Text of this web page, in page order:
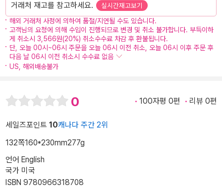
거래처 재고를 참고하세요.
실시간재고보기
해외 거래처 사정에 의하여 품절/지연될 수도 있습니다.
고객님의 요청에 의해 수입이 진행되므로 변경 및 취소 불가합니다. 부득이하
게 취소시 3,566원(20%) 취소수수료 차감 후 환불됩니다.
단, 오늘 00시~06시 주문을 오늘 06시 이전 취소, 오늘 06시 이후 주문 후
다음 날 06시 이전 취소시 수수료 없음
US, 해외배송불가
0 100자평 0편 리뷰 0편
세일즈포인트 10캐나다 주간 2위
132쪽160*230mm277g
언어 English
국가 미국
ISBN 9780966318708